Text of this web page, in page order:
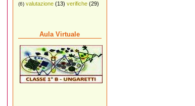
(6) valutazione (13) verifiche (29)
Aula Virtuale